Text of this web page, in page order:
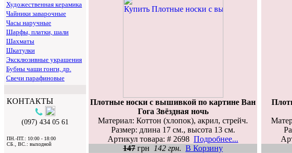
Художественная керамика
Чайники заварочные
Часы наручные
Шарфы, платки, шали
Шахматы
Шкатулки
Эксклюзивные украшения
Бубны чаши гонги, др.
Свечи парафиновые
КОНТАКТЫ
(097) 434 05 61
ПН.-ПТ.: 10:00 - 18:00
СБ., ВС.: выходной
Плотные носки с вышивкой по картине Ван
Гога Звёздная ночь
Материал: Коттон (хлопок), акрил, стрейч.
Размер: длина 17 см., высота 13 см.
Артикул товара: # 2698 Подробнее...
147 грн 142 грн. В Корзину